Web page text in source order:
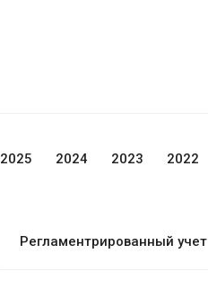
2025 2024 2023 2022
Регламентрированный учет